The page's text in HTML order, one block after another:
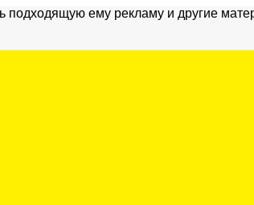
ему рекламу и другие